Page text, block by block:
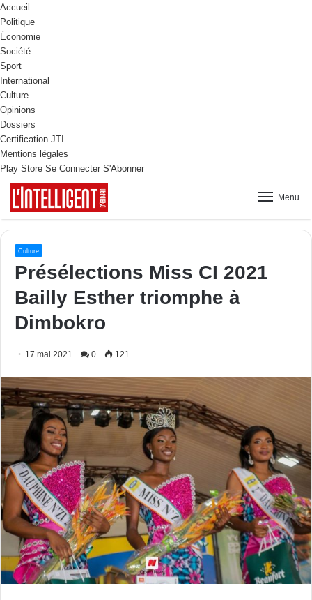
Accueil
Politique
Économie
Société
Sport
International
Culture
Opinions
Dossiers
Certification JTI
Mentions légales
Play Store Se Connecter S'Abonner
Menu
Culture
Présélections Miss CI 2021
Bailly Esther triomphe à
Dimbokro
17 mai 2021 0 121